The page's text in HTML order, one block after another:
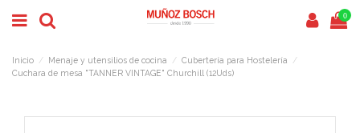
0
Inicio Menaje y utensilios de cocina
Cubertería para Hostelería
Cuchara de mesa "TANNER VINTAGE" Churchill (12Uds)